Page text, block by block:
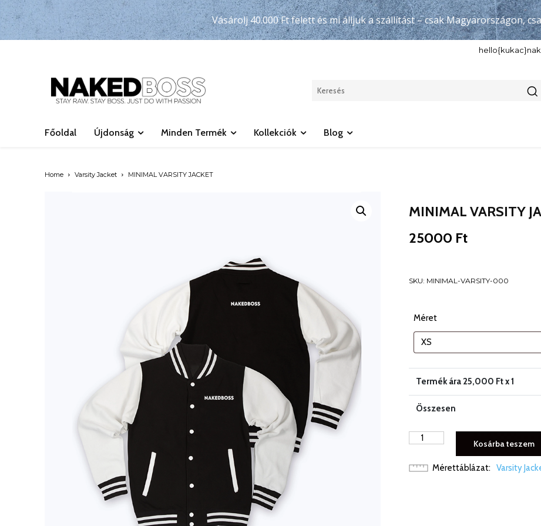
Vásárolj 40.000 Ft felett és mi álljuk a szállítást – csak Magyarországon,
Főoldal Újdonság Minden Termék Kollekciók Blog
Home Varsity Jacket MINIMAL VARSITY JACKET
MINIMAL VARSITY
25000 Ft
SKU: MINIMAL-VARSITY-000
Méret
Termék ára 25,000 Ft x 1
Összesen
MINIMAL
mennyiség
Kosárba teszem
Mérettáblázat Varsity